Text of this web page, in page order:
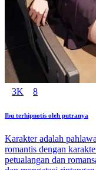
3K 8
Ibu terhipnotis oleh putranya
Karakter adalah
romantis dengan
petualangan dan